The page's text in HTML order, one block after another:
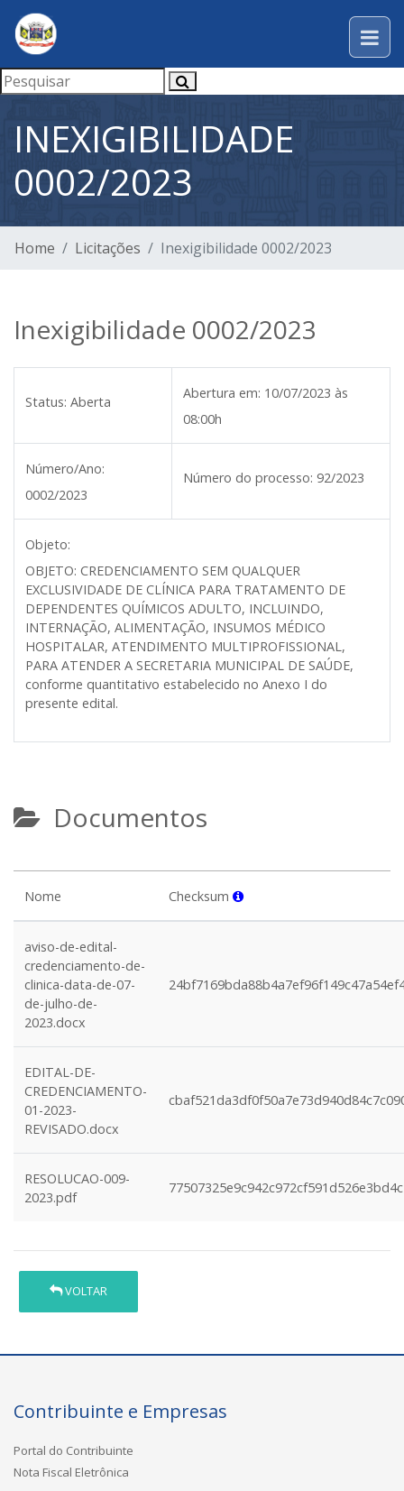
INEXIGIBILIDADE
0002/2023
Home Licitações Inexigibilidade 0002/2023
Inexigibilidade 0002/2023
Status: Aberta
Abertura em: 10/07/2023 às
08:00h
Número/Ano:
0002/2023
Número do processo: 92/2023
Objeto:
OBJETO: CREDENCIAMENTO SEM QUALQUER
EXCLUSIVIDADE DE CLÍNICA PARA TRATAMENTO DE
DEPENDENTES QUÍMICOS ADULTO, INCLUINDO,
INTERNAÇÃO, ALIMENTAÇÃO, INSUMOS MÉDICO
HOSPITALAR, ATENDIMENTO MULTIPROFISSIONAL,
PARA ATENDER A SECRETARIA MUNICIPAL DE SAÚDE,
conforme quantitativo estabelecido no Anexo I do
presente edital.
Documentos
Nome Checksum
aviso-de-edital-
credenciamento-de-
clinica-data-de-07-
de-julho-de-
2023.docx
EDITAL-DE-
CREDENCIAMENTO-
01-2023-
REVISADO.docx
RESOLUCAO-009-
2023.pdf
VOLTAR
Contribuinte e Empresas
Portal do Contribuinte
Nota Fiscal Eletrônica